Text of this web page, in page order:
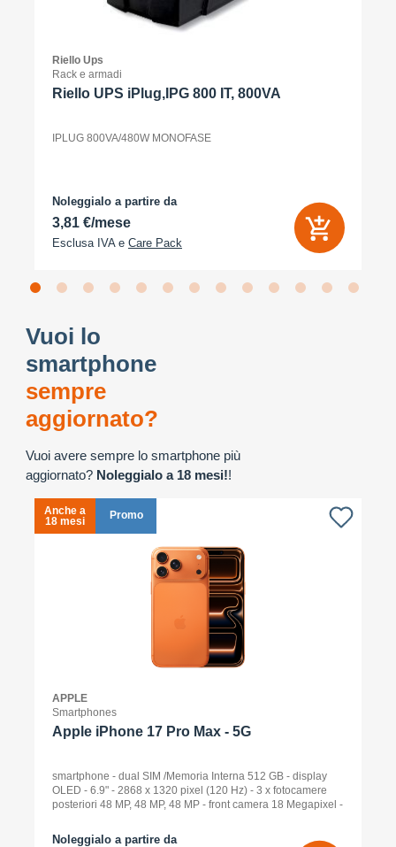
Riello Ups
Rack e armadi
Riello UPS iPlug,IPG 800 IT, 800VA
IPLUG 800VA/480W MONOFASE
Noleggialo a partire da
3,81 €/mese
Esclusa IVA e Care Pack
Vuoi lo
smartphone
sempre
aggiornato?
Vuoi avere sempre lo smartphone più
aggiornato? Noleggialo a 18 mesi!!
Anche a
18 mesi
Promo
APPLE
Smartphones
Apple iPhone 17 Pro Max - 5G
smartphone - dual SIM /Memoria Interna 512 GB - display
OLED - 6.9" - 2868 x 1320 pixel (120 Hz) - 3 x fotocamere
posteriori 48 MP, 48 MP, 48 MP - front camera 18 Megapixel -
Noleggialo a partire da